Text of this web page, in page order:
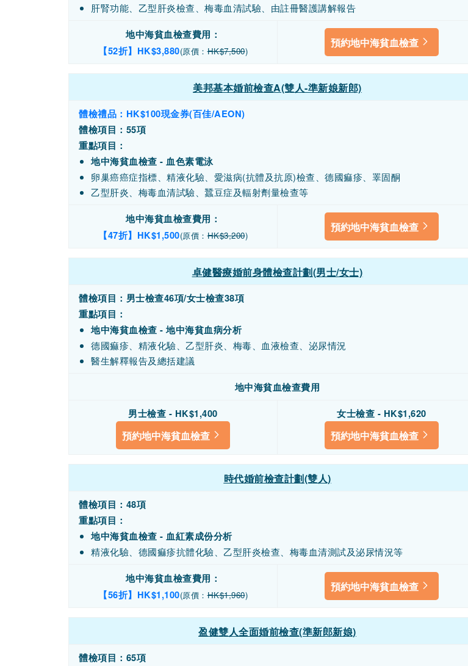
肝腎功能、乙型肝炎檢查、梅毒血清試驗、由註冊醫護講解報告
地中海貧血檢查費用：
【52折】HK$3,880(原價：HK$7,500)
預約地中海貧血檢查
美邦基本婚前檢查A(雙人-準新娘新郎)
體檢禮品：HK$100現金券(百佳/AEON)
體檢項目：55項
重點項目：
地中海貧血檢查 - 血色素電泳
卵巢癌癌症指標、精液化驗、愛滋病(抗體及抗原)檢查、德國痲疹、睪固酮
乙型肝炎、梅毒血清試驗、蠶豆症及輻射劑量檢查等
地中海貧血檢查費用：
【47折】HK$1,500(原價：HK$3,200)
預約地中海貧血檢查
卓健醫療婚前身體檢查計劃(男士/女士)
體檢項目：男士檢查46項/女士檢查38項
重點項目：
地中海貧血檢查 - 地中海貧血病分析
德國痲疹、精液化驗、乙型肝炎、梅毒、血液檢查、泌尿情況
醫生解釋報告及總括建議
地中海貧血檢查費用
男士檢查 - HK$1,400
預約地中海貧血檢查
女士檢查 - HK$1,620
預約地中海貧血檢查
時代婚前檢查計劃(雙人)
體檢項目：48項
重點項目：
地中海貧血檢查 - 血紅素成份分析
精液化驗、德國痲疹抗體化驗、乙型肝炎檢查、梅毒血清測試及泌尿情況等
地中海貧血檢查費用：
【56折】HK$1,100(原價：HK$1,960)
預約地中海貧血檢查
盈健雙人全面婚前檢查(準新郎新娘)
體檢項目：65項